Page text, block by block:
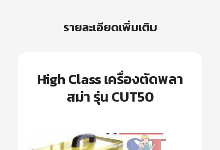
รายละเอียดเพิ่มเติม
High Class เครื่องตัดพลา
สม่า รุ่น CUT50